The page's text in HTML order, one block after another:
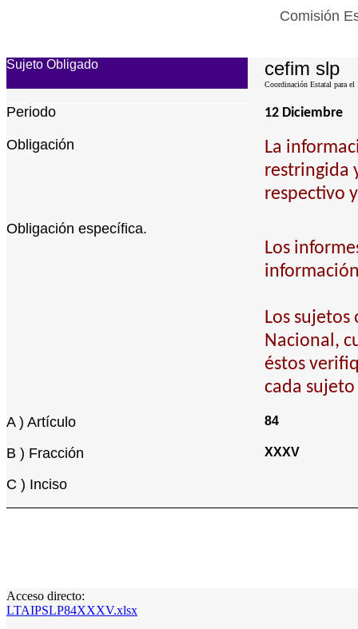
Comisión
Sujeto Obligado cefim slp
Coordinación Estatal para
Periodo 12 Diciembre
Obligación
La
restringida
respectivo
Obligación específica.
Los
Los
Nacional,
éstos
cada
A ) Artículo 84
B ) Fracción XXXV
C ) Inciso
Acceso directo:
LTAIPSLP84XXXV.xlsx